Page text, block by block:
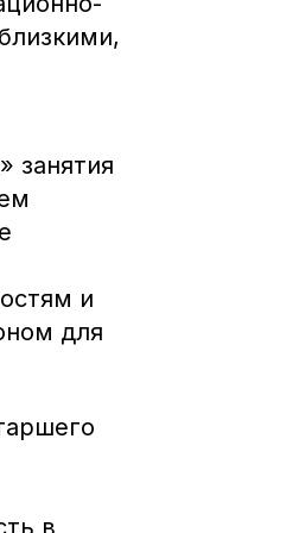
занятия
и
для
в